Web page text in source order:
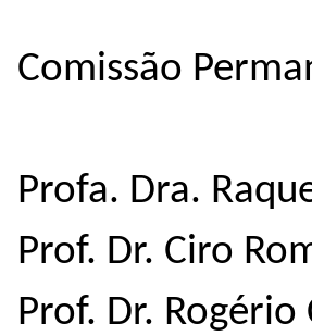
Comissão
Profa. Dra.
Prof. Dr. Ciro
Prof. Dr.